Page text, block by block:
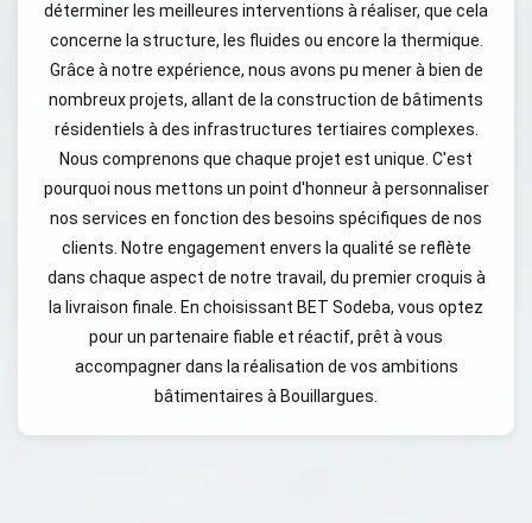
déterminer les meilleures interventions à réaliser, que cela
concerne la structure, les fluides ou encore la thermique.
Grâce à notre expérience, nous avons pu mener à bien de
nombreux projets, allant de la construction de bâtiments
résidentiels à des infrastructures tertiaires complexes.
Nous comprenons que chaque projet est unique. C'est
pourquoi nous mettons un point d'honneur à personnaliser
nos services en fonction des besoins spécifiques de nos
clients. Notre engagement envers la qualité se reflète
dans chaque aspect de notre travail, du premier croquis à
la livraison finale. En choisissant BET Sodeba, vous optez
pour un partenaire fiable et réactif, prêt à vous
accompagner dans la réalisation de vos ambitions
bâtimentaires à Bouillargues.